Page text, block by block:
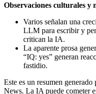
Observaciones culturales y
Varios señalan una
LLM para escribir y
critican la IA.
La aparente prosa
“IQ: yes” generan
fastidio.
Este es un resumen
News. La IA puede cometer